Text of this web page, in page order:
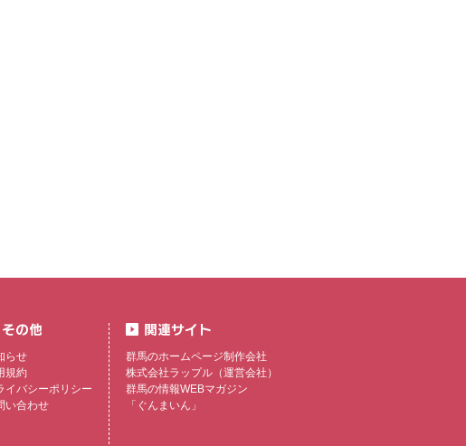
らせ
規約
イバシーポリシー
い合わせ
群馬のホームページ制作会社
株式会社ラップル （運営会社）
群馬の情報WEBマガジン
「ぐんまいん」